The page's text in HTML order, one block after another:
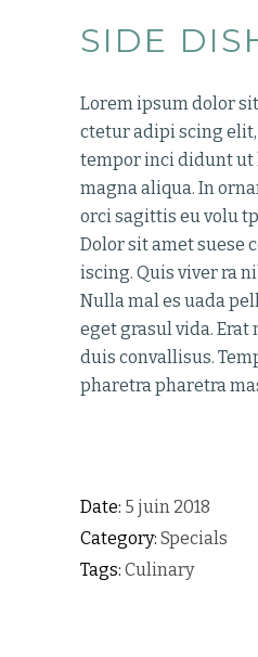
SIDE
Lorem ipsum dolor
ctetur adipi scing elit,
tempor inci didunt ut
magna aliqua. In
orci sagittis eu volu
Dolor sit amet suese
iscing. Quis viver ra
Nulla mal es uada
eget grasul vida. Erat
duis convallisus.
pharetra pharetra
Date: 5 juin 2018
Category: Specials
Tags: Culinary